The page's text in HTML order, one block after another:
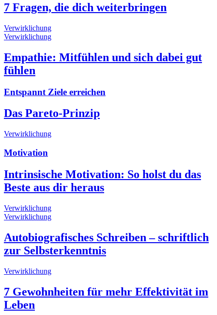
7 Fragen, die dich weiterbringen
Verwirklichung
Verwirklichung
Empathie: Mitfühlen und sich dabei gut
fühlen
Entspannt Ziele erreichen
Das Pareto-Prinzip
Verwirklichung
Motivation
Intrinsische Motivation: So holst du das
Beste aus dir heraus
Verwirklichung
Verwirklichung
Autobiografisches Schreiben – schriftlich
zur Selbsterkenntnis
Verwirklichung
7 Gewohnheiten für mehr Effektivität im
Leben